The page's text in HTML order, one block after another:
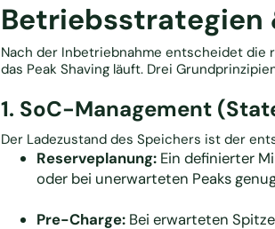
Betriebsstrategien
Nach der Inbetriebnahme entscheidet die
das Peak Shaving läuft. Drei
1. SoC-Management
Der Ladezustand des Speichers ist der
Reserveplanung:Ein definierter
oder bei unerwarteten Peaks
Pre-Charge:Bei erwarteten